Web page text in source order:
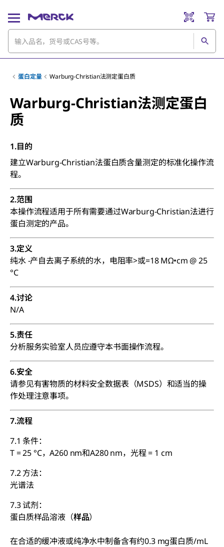
蛋白定量 Warburg-Christian法测定蛋白质
Warburg-Christian法测定蛋白
质
1.目的
建立Warburg-Christian法蛋白质含量测定的标准化操作流
程。
2.范围
本操作流程适用于所有需要通过Warburg-Christian法进行
蛋白测定的产品。
3.定义
纯水 -产自去离子系统的水，电阻率>或=18 MΩ•cm @ 25
°C
4.讨论
N/A
5.责任
分析服务实验室人员应遵守本书面操作流程。
6.安全
请参见有害物质的材料安全数据表（MSDS）和适当的操
作处理注意事项。
7.流程
7.1 条件：
T = 25 °C，A260 nm和A280 nm，光程 = 1 cm
7.2 方法：
光谱法
7.3 试剂：
蛋白质样品溶液（样品）
在合适的缓冲液或纯净水中制备含有约0.3 mg蛋白质/mL